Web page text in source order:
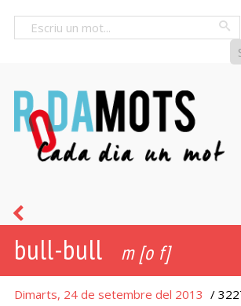
bull-bull m[o f]
Dimarts, 24 de setembre del 2013 /
bullit